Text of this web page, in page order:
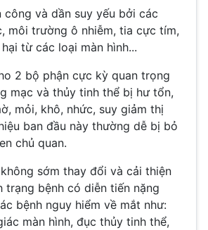
công và dần suy yếu bởi các
môi trường ô nhiễm, tia cực tím,
từ các loại màn hình...
2 bộ phận cực kỳ quan trọng
mạc và thủy tinh thể bị hư tổn,
mỏi, khô, nhức, suy giảm thị
ban đầu này thường dễ bị bỏ
chủ quan.
sớm thay đổi và cải thiện
trạng bệnh có diễn tiến nặng
bệnh nguy hiểm về mắt như:
màn hình, đục thủy tinh thể,